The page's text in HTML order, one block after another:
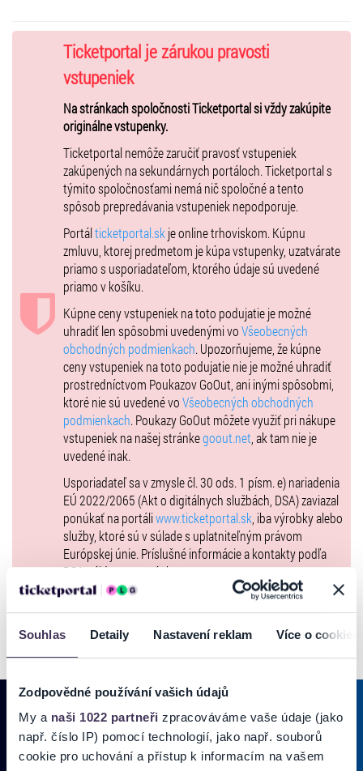
Souhlas Detaily Nastavení reklam Více o cookies
Zodpovědné používání vašich údajů
My a naši 1022 partneři zpracováváme vaše údaje (jako
např. číslo IP) pomocí technologií, jako např. souborů
cookie pro uchování a přístup k informacím na vašem
Podujatie TRIBUTE TO FREEDOM -POCTA SLOBODE , koncert na
hrade Devín, je už od roku 2009 neoddeliteľnou súčasťou kultúrneho
a spoločenského diania v Bratislave, s presahom na celé Slovensko.
Už samotné miesto koncertu - Hrad Devín je jedným z
najimpozantnejších historických miest strednej Európy.
Táto mohutná dominanta je nielen symbolom základov slovenskej
histórie, ale svojím významom siaha až do celoeurópskych súvislostí.
Už v dávnoveku tu sídlili Kelti, po nich prišli Rimania a od 8. storočia
to je jeden z najvýznamnejších slovanských hradov.
Po skončení 2. svetovej vojny priamo pod ním prebiehala železná
Devín je v tejto oblasti symbolom pre celú krajinu a postupne sa
stáva významným pamätným miestom pre všetkých občanov
Slovenska.
15. ročník podujatia je dramaturgickou oslavou troch dám slovenskej
hudobnej scény, ktoré patria medzi to najlepšie, čo v tejto sfére
umenia máme.
Bude nám cťou ich privítať spolu na jednom pódiu. Ešte nikdy takto
spolu nevystupovali!
JANA KIRSCHNER
jedna z najlepších a najvýznamnejších slovenských speváčok,
skladateliek, textárok a viacnásobná
držiteľka hudobných ocenení z oblasti viacerých hudobných žánrov.
KATARÍNA KNECHTOVÁ
SIMA MAGUŠINOVÁ rod. MARTAUSOVÁ
Jedna z najlepších a najvýznamnejších slovenských speváčok -
pesničkárok, skladateliek a textárok.
Ticketportal je zárukou pravosti
vstupeniek
Na stránkach spoločnosti Ticketportal si vždy zakúpite
originálne vstupenky.
Ticketportal nemôže zaručiť pravosť vstupeniek
zakúpených na sekundárnych portáloch. Ticketportal s
týmito spoločnosťami nemá nič spoločné a tento
spôsob prepredávania vstupeniek nepodporuje.
Portálticketportal.sk je online trhoviskom. Kúpnu
zmluvu, ktorej predmetom je kúpa vstupenky, uzatvárate
priamo s usporiadateľom, ktorého údaje sú uvedené
priamo v košíku.
Kúpne ceny vstupeniek na toto podujatie je možné
uhradiť len spôsobmi uvedenými voVšeobecných
obchodných podmienkach. Upozorňujeme, že kúpne
ceny vstupeniek na toto podujatie nie je možné uhradiť
prostredníctvom Poukazov GoOut, ani inými spôsobmi,
ktoré nie sú uvedené voVšeobecných obchodných
podmienkach. Poukazy GoOut môžete využiť pri nákupe
vstupeniek na našej stránkegoout.net , ak tam nie je
uvedené inak.
Usporiadateľ sa v zmysle čl. 30 ods. 1 písm. e) nariadenia
EÚ 2022/2065 (Akt o digitálnych službách, DSA) zaviazal
ponúkať na portáliwww.ticketportal.sk , iba výrobky alebo
služby, ktoré sú v súlade s uplatniteľným právom
Európskej únie. Príslušné informácie a kontakty podľa
DSA nájdete na stránketu.
PRIHLÁSIŤ SA KODBERU NOVINIEK